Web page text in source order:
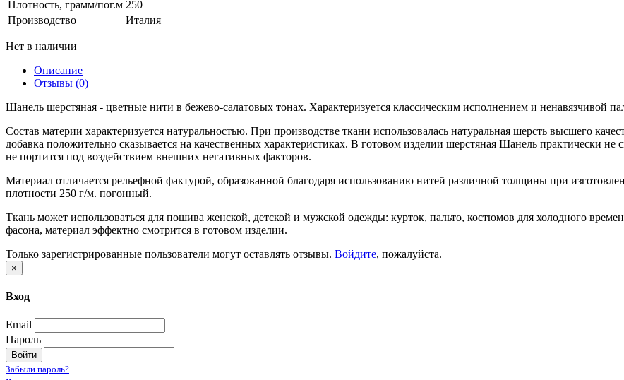
Плотность, грамм/пог.м 250
Производство
Италия
Нет в наличии
Описание
Отзывы (0)
Шанель шерстяная - цветные нити в бежево-салатовых тонах. Характеризуется классическим исполнением и ненавязчивой
Состав материи характеризуется натуральностью. При производстве ткани использовалась натуральная шерсть высшего
добавка положительно сказывается на качественных характеристиках. В готовом изделии шерстяная Шанель практически
не портится под воздействием внешних негативных факторов.
Материал отличается рельефной фактурой, образованной благодаря использованию нитей различной толщины при
плотности 250 г/м. погонный.
Ткань может использоваться для пошива женской, детской и мужской одежды: курток, пальто, костюмов для холодного
фасона, материал эффектно смотрится в готовом изделии.
Только зарегистрированные пользователи могут оставлять отзывы. Войдите, пожалуйста.
×
Вход
Email
Пароль
Войти
Забыли пароль?